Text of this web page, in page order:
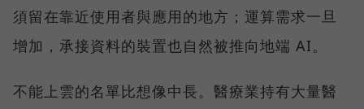
須留在靠近使用者與應用的地方；運算需求一旦
增加，承接資料的裝置也自然被推向地端 AI。
不能上雲的名單比想像中長。醫療業持有大量醫